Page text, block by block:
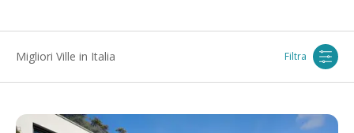
Migliori Ville in Italia Filtra